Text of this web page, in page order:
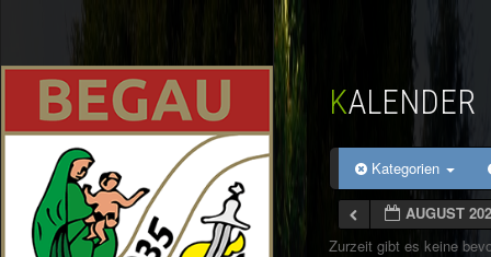
KALENDER
Kategorien
AUGUST
Zurzeit gibt es keine